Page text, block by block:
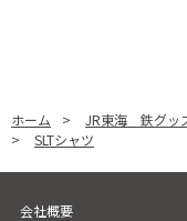
ホーム > JR東海 鉄グッ
>
SLTシャツ
会社概要